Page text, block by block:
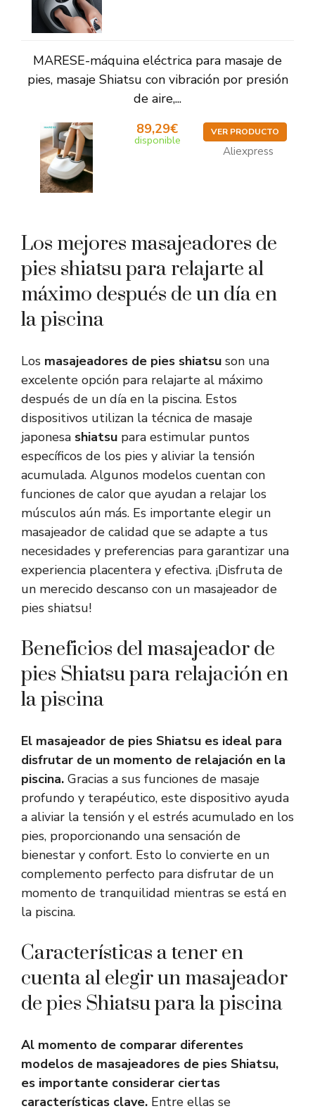
MARESE-máquina eléctrica para masaje de
pies, masaje Shiatsu con vibración por presión
de aire,...
89,29€
disponible
VER PRODUCTO
Aliexpress
Los mejores masajeadores de
pies shiatsu para relajarte al
máximo después de un día en
la piscina
Los masajeadores de pies shiatsu son una
excelente opción para relajarte al máximo
después de un día en la piscina. Estos
dispositivos utilizan la técnica de masaje
japonesa shiatsu para estimular puntos
específicos de los pies y aliviar la tensión
acumulada. Algunos modelos cuentan con
funciones de calor que ayudan a relajar los
músculos aún más. Es importante elegir un
masajeador de calidad que se adapte a tus
necesidades y preferencias para garantizar una
experiencia placentera y efectiva. ¡Disfruta de
un merecido descanso con un masajeador de
pies shiatsu!
Beneficios del masajeador de
pies Shiatsu para relajación en
la piscina
El masajeador de pies Shiatsu es ideal para
disfrutar de un momento de relajación en la
piscina. Gracias a sus funciones de masaje
profundo y terapéutico, este dispositivo ayuda
a aliviar la tensión y el estrés acumulado en los
pies, proporcionando una sensación de
bienestar y confort. Esto lo convierte en un
complemento perfecto para disfrutar de un
momento de tranquilidad mientras se está en
la piscina.
Características a tener en
cuenta al elegir un masajeador
de pies Shiatsu para la piscina
Al momento de comparar diferentes
modelos de masajeadores de pies Shiatsu,
es importante considerar ciertas
características clave. Entre ellas se